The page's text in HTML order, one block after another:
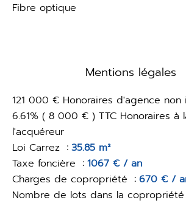
Fibre optique
Mentions légales
121 000 € Honoraires d'agence non
6.61% ( 8 000 € ) TTC Honoraires à
l'acquéreur
Loi Carrez
35.85 m²
Taxe foncière
1067 € / an
Charges de copropriété
670 € /
Nombre de lots dans la copropriété